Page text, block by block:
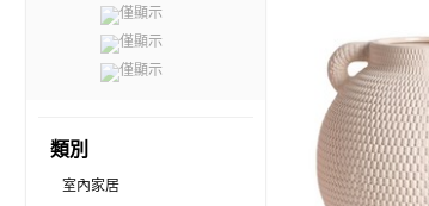
僅顯示
僅顯示
僅顯示
類別
室內家居